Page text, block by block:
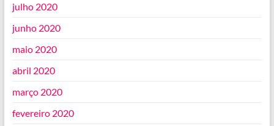
julho 2020
junho 2020
maio 2020
abril 2020
março 2020
fevereiro 2020